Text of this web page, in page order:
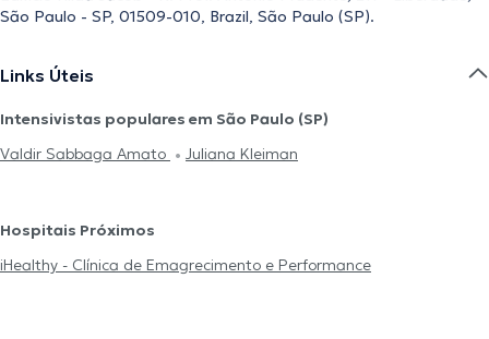
São Paulo - SP, 01509-010, Brazil, São Paulo (SP).
Links Úteis
Intensivistas populares em São Paulo (SP)
Valdir Sabbaga Amato
Juliana Kleiman
Hospitais Próximos
iHealthy - Clínica de Emagrecimento e Performance